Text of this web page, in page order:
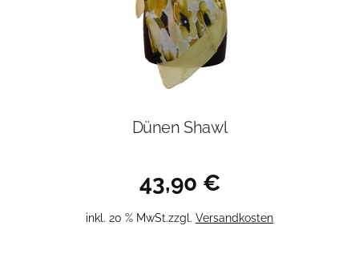
Dünen Shawl
43,90 €
inkl. 20 % MwSt.zzgl. Versandkosten